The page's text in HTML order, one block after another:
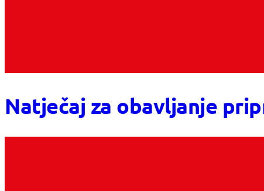
Natječaj za obavljanje